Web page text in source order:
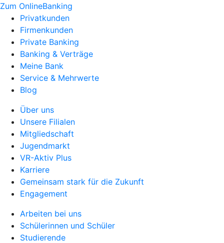
Zum OnlineBanking
Privatkunden
Firmenkunden
Private Banking
Banking & Verträge
Meine Bank
Service & Mehrwerte
Blog
Über uns
Unsere Filialen
Mitgliedschaft
Jugendmarkt
VR-Aktiv Plus
Karriere
Gemeinsam stark für die Zukunft
Engagement
Arbeiten bei uns
Schülerinnen und Schüler
Studierende